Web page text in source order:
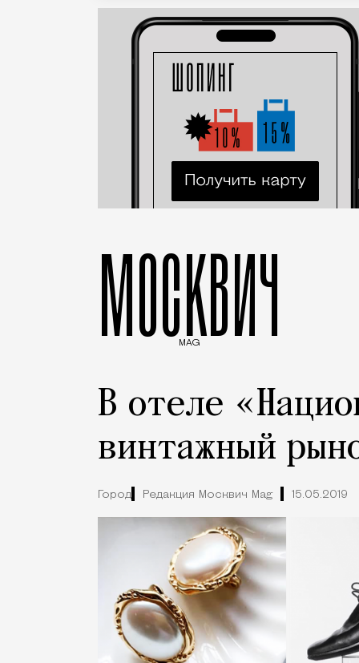
МОСКВИЧ
MAG
В отеле
винтажный
Город Редакция Москвич Mag 15.05.2019